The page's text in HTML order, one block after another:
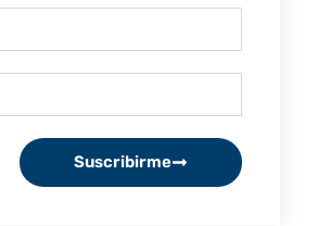
Suscribirme